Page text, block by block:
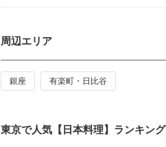
周辺エリア
銀座 有楽町・日比谷
東京で人気【日本料理】ランキング